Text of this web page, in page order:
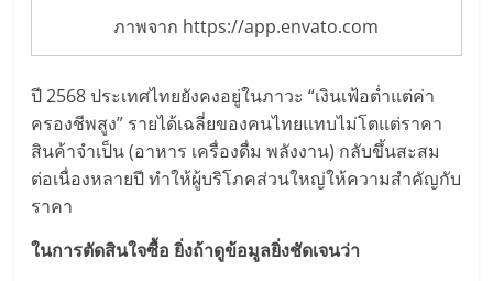
ไชส์
ขาย
แฟ
ภาพจาก https://app.envato.com
ปี 2568 ประเทศไทยยังคงอยู่ในภาวะ “เงินเฟ้อต่ำแต่ค่า
ครองชีพสูง” รายได้เฉลี่ยของคนไทยแทบไม่โตแต่ราคา
สินค้าจำเป็น (อาหาร เครื่องดื่ม พลังงาน) กลับขึ้นสะสม
ต่อเนื่องหลายปี ทำให้ผู้บริโภคส่วนใหญ่ให้ความสำคัญกับ
ราคา
ในการตัดสินใจซื้อ ยิ่งถ้าดูข้อมูลยิ่งชัดเจนว่า